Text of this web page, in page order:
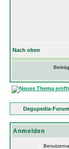
Nach oben
Degupedia-Forum
Anmelden